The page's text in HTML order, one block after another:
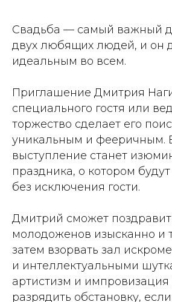
Свадьба — самый важный
двух любящих людей, и он
идеальным во всем.
Приглашение Дмитрия
специального гостя или
торжество сделает его
уникальным и фееричным.
выступление станет
праздника, о котором
без исключения гости.
Дмитрий сможет
молодоженов изысканно и
затем взорвать зал
и интеллектуальными
артистизм и импровизация
разрядить обстановку,